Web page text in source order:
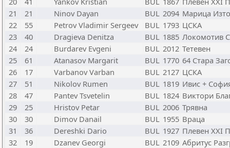
21
21 Ninov Dayan BUL 2094 Марица
22
55 Petrov Vladimir Sergeev BUL 1793 ЦСКА
23
40 Dragieva Denitza BUL 1885 Локомотив
24
24 Burdarev Evgeni BUL 2012 Тетевен
25
61 Atanasov Margarit BUL 1770 64 Стара
26
17 Varbanov Varban BUL 2127 ЦСКА
27
51 Nikolov Rumen BUL 1819 Ивис +
28
47 Pantev Tsvetelin BUL 1824 Виктори
29
25 Hristov Petar BUL 2006 Трявна
30
30 Dimov Danail BUL 1955 Враца
31
36 Dereshki Dario BUL 1927 Плевен XXI
32
19 Dzanev Georgi BUL 2109 Абритус